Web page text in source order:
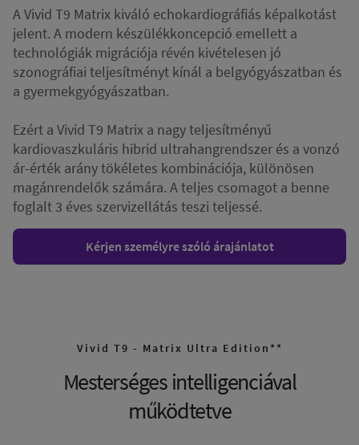
A Vivid T9 Matrix kiváló echokardiográfiás képalkotást
jelent. A modern készülékkoncepció emellett a
technológiák migrációja révén kivételesen jó
szonográfiai teljesítményt kínál a belgyógyászatban és
a gyermekgyógyászatban.
Ezért a Vivid T9 Matrix a nagy teljesítményű
kardiovaszkuláris hibrid ultrahangrendszer és a vonzó
ár-érték arány tökéletes kombinációja, különösen
magánrendelők számára. A teljes csomagot a benne
foglalt 3 éves szervizellátás teszi teljessé.
Kérjen személyre szóló árajánlatot
Vivid T9 - Matrix Ultra Edition**
Mesterséges intelligenciával
működtetve